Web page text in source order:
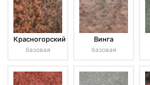
Красногорский
базовая
Винга
базовая